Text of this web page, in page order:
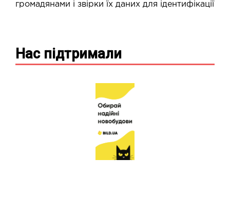
громадянами і звірки їх даних для ідентифікації
Нас підтримали